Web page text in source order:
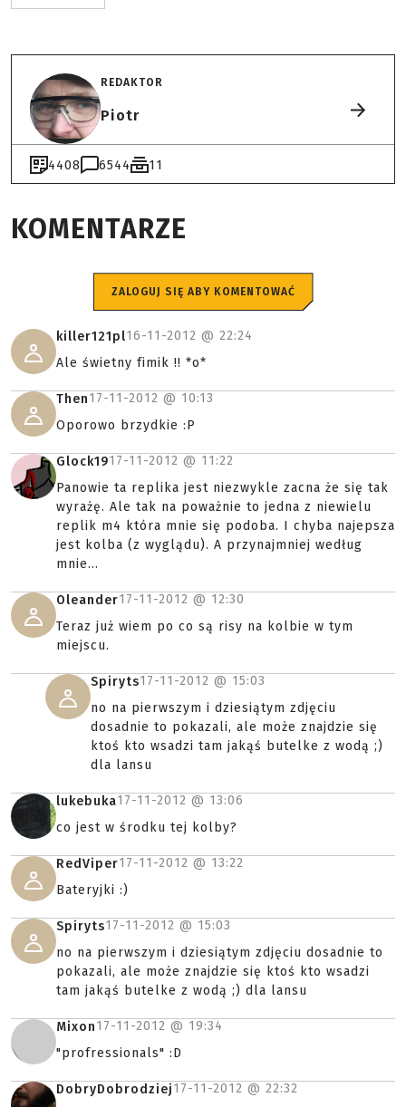
REDAKTOR
Piotr
4408 6544 11
KOMENTARZE
ZALOGUJ SIĘ ABY KOMENTOWAĆ
killer121pl16-11-2012 @ 22:24
Ale świetny fimik !! *o*
Then17-11-2012 @ 10:13
Oporowo brzydkie :P
Glock1917-11-2012 @ 11:22
Panowie ta replika jest niezwykle zacna że się tak
wyrażę. Ale tak na poważnie to jedna z niewielu
replik m4 która mnie się podoba. I chyba najepsza
jest kolba (z wyglądu). A przynajmniej według
mnie...
Oleander17-11-2012 @ 12:30
Teraz już wiem po co są risy na kolbie w tym
miejscu.
Spiryts17-11-2012 @ 15:03
no na pierwszym i dziesiątym zdjęciu
dosadnie to pokazali, ale może znajdzie się
ktoś kto wsadzi tam jakąś butelke z wodą ;)
dla lansu
lukebuka17-11-2012 @ 13:06
co jest w środku tej kolby?
RedViper17-11-2012 @ 13:22
Bateryjki :)
Spiryts17-11-2012 @ 15:03
no na pierwszym i dziesiątym zdjęciu dosadnie to
pokazali, ale może znajdzie się ktoś kto wsadzi
tam jakąś butelke z wodą ;) dla lansu
Mixon17-11-2012 @ 19:34
"profressionals" :D
DobryDobrodziej17-11-2012 @ 22:32